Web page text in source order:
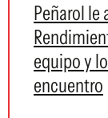
Peñarol le
equipo y
encuentro